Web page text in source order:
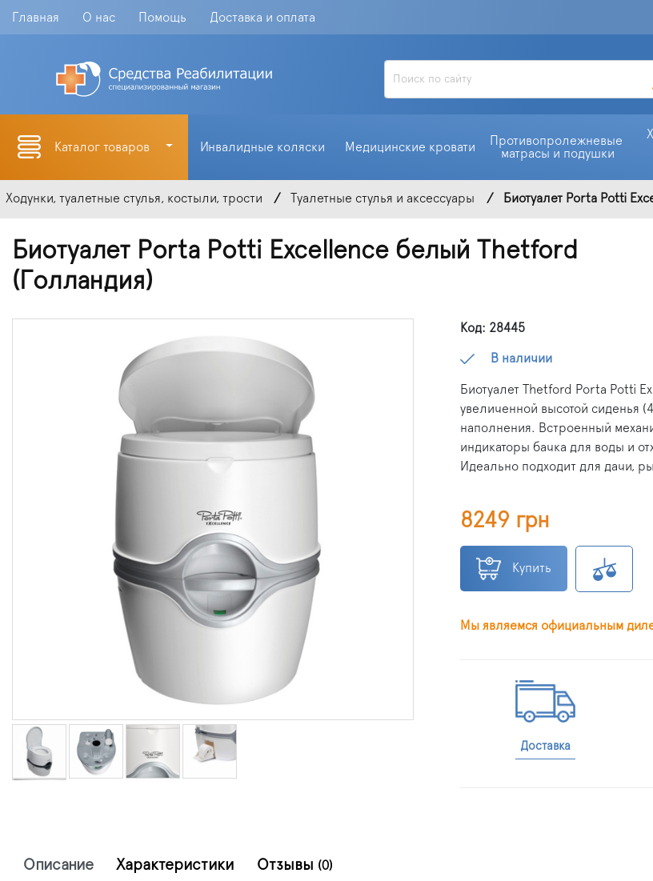
Главная О нас Помощь Доставка и оплата
Каталог товаров Инвалидные коляски Медицинские кровати
Противопролежневые
матрасы и подушки
Ходунки, туалетные стулья, костыли, трости Туалетные стулья и аксессуары Биотуалет Porta Potti
Биотуалет Porta Potti Excellence белый Thetford
(Голландия)
Код: 28445
В наличии
Биотуалет Thetford Porta Potti
увеличенной высотой сиденья
наполнения. Встроенный
индикаторы бачка для воды и
Идеально подходит для дачи,
8249 грн
Купить
Мы являемся официальным
Доставка
Описание Характеристики Отзывы (0)